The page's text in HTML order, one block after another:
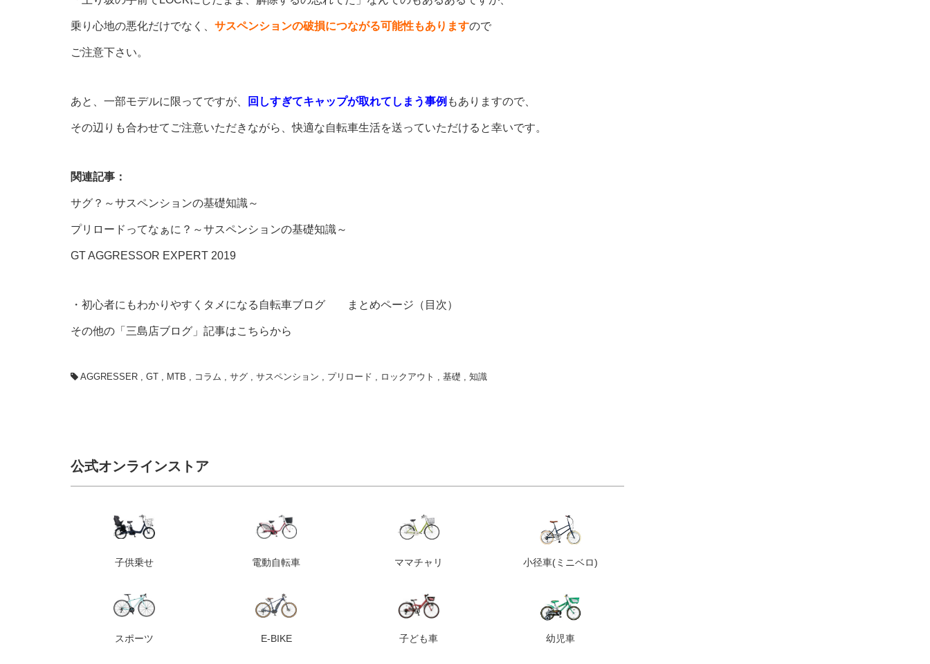
乗り心地の悪化だけでなく、 サスペンションの破損につながる可能性もありますので
ご注意下さい。
あと、一部モデルに限ってですが、 回しすぎてキャップが取れてしまう事例 もありますので、
その辺りも合わせてご注意いただきながら、快適な自転車生活を送っていただけると幸いです。
関連記事：
サグ？～サスペンションの基礎知識～
プリロードってなぁに？～サスペンションの基礎知識～
GT AGGRESSOR EXPERT 2019
・初心者にもわかりやすくタメになる自転車ブログ まとめページ（目次）
その他の「三島店ブログ」記事はこちらから
AGGRESSER GT MTB コラム サグ サスペンション プリロード ロックアウト 基礎 知識
公式オンラインストア
子供乗せ 電動自転車 ママチャリ 小径車(ミニベロ)
スポーツ E-BIKE 子ども車 幼児車